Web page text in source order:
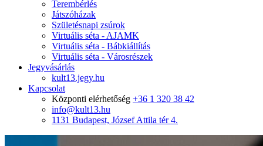
Terembérlés
Játszóházak
Születésnapi zsúrok
Virtuális séta - AJAMK
Virtuális séta - Bábkiállítás
Virtuális séta - Városrészek
Jegyvásárlás
kult13.jegy.hu
Kapcsolat
Központi elérhetőség +36 1 320 38 42
info@kult13.hu
1131 Budapest, József Attila tér 4.